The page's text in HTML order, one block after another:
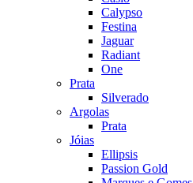
Calypso
Festina
Jaguar
Radiant
One
Prata
Silverado
Argolas
Prata
Jóias
Ellipsis
Passion Gold